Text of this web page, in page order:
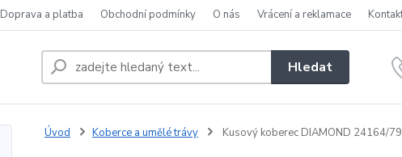
Doprava a platba Obchodní podmínky O nás Vrácení a reklamace
Hledat
Úvod Koberce a umělé trávy Kusový koberec DIAMOND 24164/